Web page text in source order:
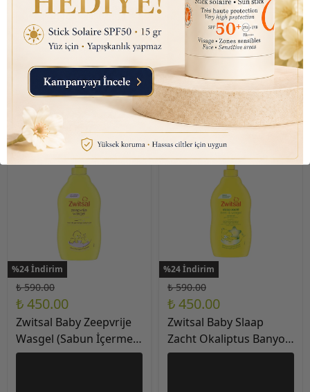
Sepete Ekle Sepete Ekle
%24 İndirim
₺ 590.00
₺ 450.00
Zwitsal Baby Zeepvrije
Wasgel (Sabun İçermez)
Yıkama Jeli Pompalı
%24 İndirim
₺ 590.00
₺ 450.00
Zwitsal Baby Slaap
Zacht Okaliptus Banyo
Yıkama Jeli 400ml